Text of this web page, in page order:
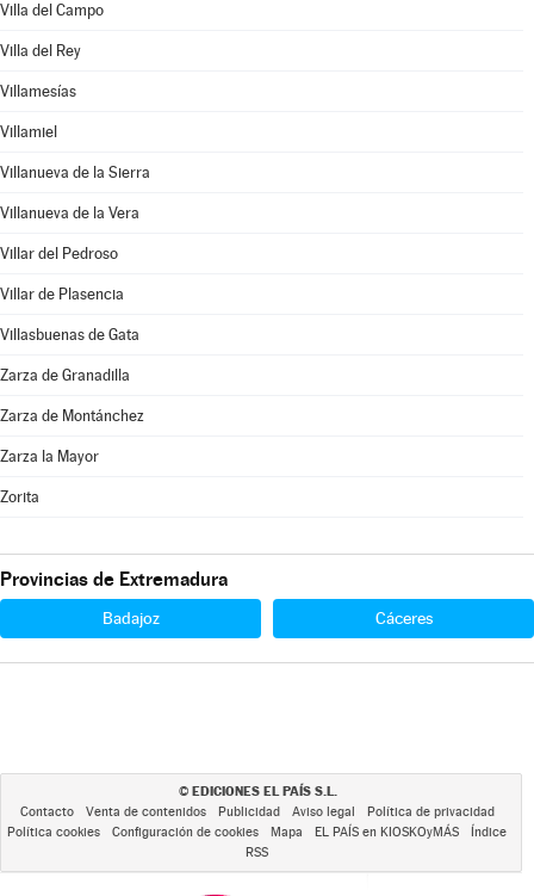
Villa del Campo
Villa del Rey
Villamesías
Villamiel
Villanueva de la Sierra
Villanueva de la Vera
Villar del Pedroso
Villar de Plasencia
Villasbuenas de Gata
Zarza de Granadilla
Zarza de Montánchez
Zarza la Mayor
Zorita
Provincias de Extremadura
Badajoz Cáceres
© EDICIONES EL PAÍS S.L.
Contacto Venta de contenidos Publicidad Aviso legal
Política de privacidad
Política cookies
Configuración de cookies Mapa EL PAÍS en KIOSKOyMÁS
Índice
RSS